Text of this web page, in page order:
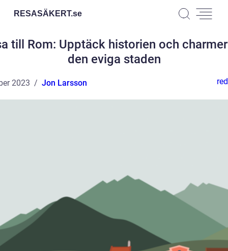
RESASÄKERT.se
till Rom: Upptäck historien och
den eviga staden
2023 Jon Larsson